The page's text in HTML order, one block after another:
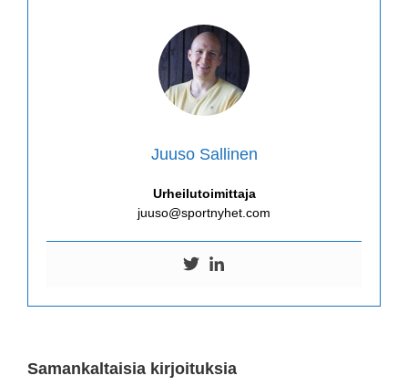
Juuso Sallinen
Urheilutoimittaja
juuso@sportnyhet.com
Samankaltaisia kirjoituksia